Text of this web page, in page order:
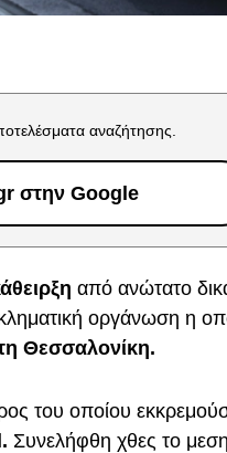
αναζήτησης.
στην Google
από ανώτατο
οργάνωση η
Θεσσαλονίκη.
του οποίου
Συνελήφθη χθες το